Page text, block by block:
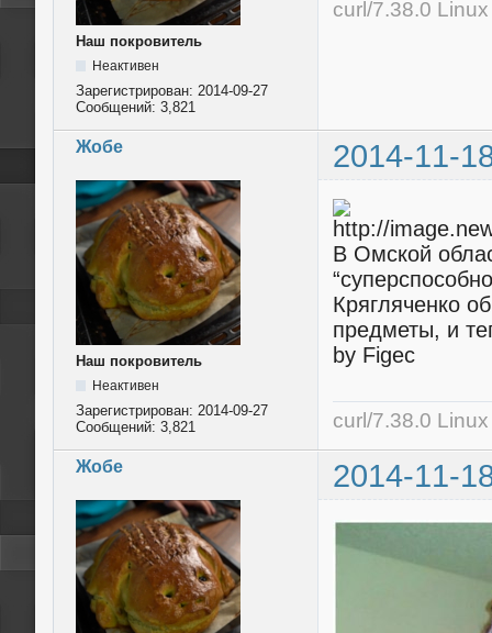
Наш покровитель
Неактивен
Зарегистрирован: 2014-09-27
Сообщений: 3,821
curl/7.38.0
Жобе 2014-11-
Наш покровитель
Неактивен
Зарегистрирован: 2014-09-27
Сообщений: 3,821
В Омской
Крягляченко
предметы, и
by Figec
curl/7.38.0
Жобе 2014-11-